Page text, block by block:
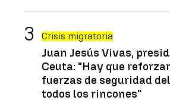
Crisis migratoria
Juan Jesús Vivas,
Ceuta: "Hay que
fuerzas de seguridad
todos los rincones"